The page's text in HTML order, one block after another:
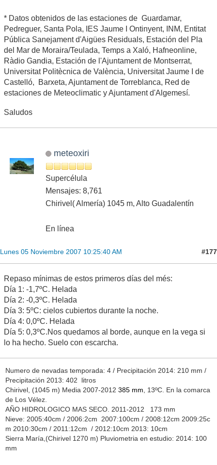
* Datos obtenidos de las estaciones de Guardamar,
Pedreguer, Santa Pola, IES Jaume I Ontinyent, INM, Entitat
Pública Sanejament d'Aigües Residuals, Estación del Pla
del Mar de Moraira/Teulada, Temps a Xaló, Hafneonline,
Ràdio Gandia, Estación de l'Ajuntament de Montserrat,
Universitat Politècnica de València, Universitat Jaume I de
Castelló, Barxeta, Ajuntament de Torreblanca, Red de
estaciones de Meteoclimatic y Ajuntament d'Algemesí.
Saludos
meteoxiri
Supercélula
Mensajes: 8,761
Chirivel( Almería) 1045 m, Alto Guadalentín
En línea
Lunes 05 Noviembre 2007 10:25:40 AM #177
Repaso mínimas de estos primeros días del més:
Día 1: -1,7ºC. Helada
Día 2: -0,3ºC. Helada
Día 3: 5ºC: cielos cubiertos durante la noche.
Día 4: 0,0ºC. Helada
Día 5: 0,3ºC.Nos quedamos al borde, aunque en la vega si
lo ha hecho. Suelo con escarcha.
Numero de nevadas temporada: 4 / Precipitación 2014: 210 mm /
Precipitación 2013: 402 litros
Chirivel, (1045 m) Media 2007-2012 385 mm , 13ºC. En la comarca
de Los Vélez.
AÑO HIDROLOGICO MAS SECO. 2011-2012 173 mm
Nieve: 2005:40cm / 2006:2cm 2007:100cm / 2008:12cm 2009:25c
m 2010:30cm / 2011:12cm / 2012:10cm 2013: 10cm
Sierra María,(Chirivel 1270 m) Pluviometria en estudio: 2014: 100
mm